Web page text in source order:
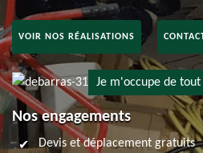
VOIR NOS RÉALISATIONS
Je m'occupe de tout
Nos engagements
Devis et déplacement gratuits